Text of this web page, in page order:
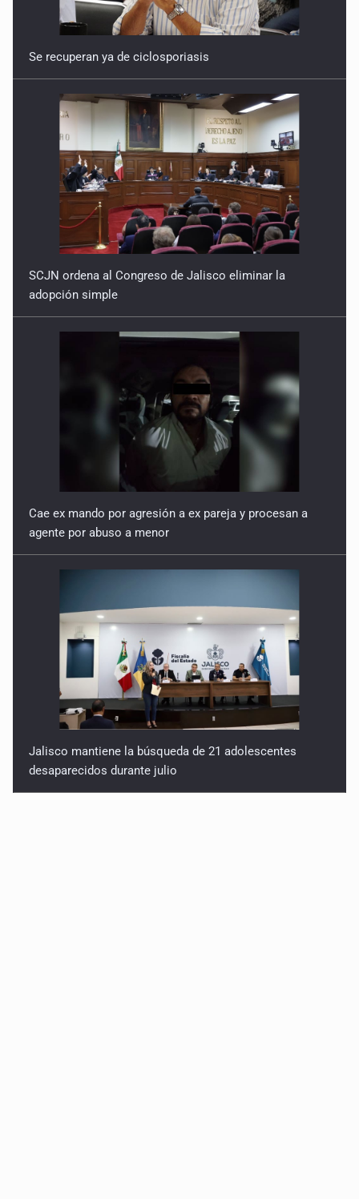
Se recuperan ya de ciclosporiasis
SCJN ordena al Congreso de Jalisco eliminar la
adopción simple
Cae ex mando por agresión a ex pareja y procesan a
agente por abuso a menor
Jalisco mantiene la búsqueda de 21 adolescentes
desaparecidos durante julio